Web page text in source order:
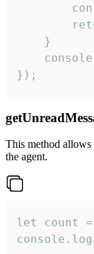
    }
});
This method allows
the agent.
let count =